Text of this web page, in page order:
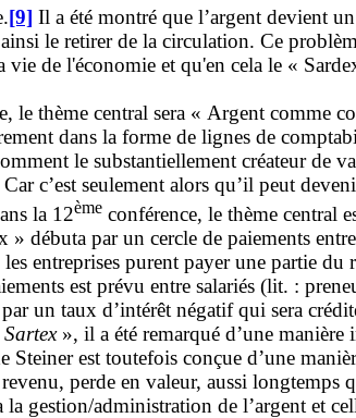
[9] Il a été montré que l’argent devient
le retirer de la circulation. Ce
de l'économie et qu'en cela le «
le thème central sera « Argent comme
dans la forme de lignes de
le substantiellement créateur de
c’est seulement alors qu’il peut
la 12èmeconférence, le thème central
débuta par un cercle de paiements
entreprises purent payer une partie du
est prévu entre salariés (lit. :
un taux d’intérêt négatif qui sera
Sartex», il a été remarqué d’une manière
Steiner est toutefois conçue d’une
perde en valeur, aussi longtemps
la gestion/administration de l’argent et